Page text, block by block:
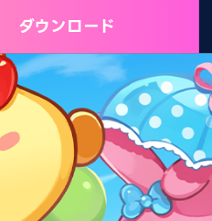
ダウンロード